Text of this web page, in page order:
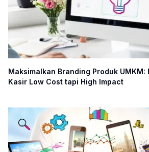
Maksimalkan Branding Produk
Kasir Low Cost tapi High Impact